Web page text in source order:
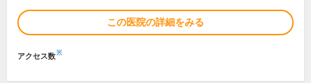
この医院の詳細をみる
アクセス数※